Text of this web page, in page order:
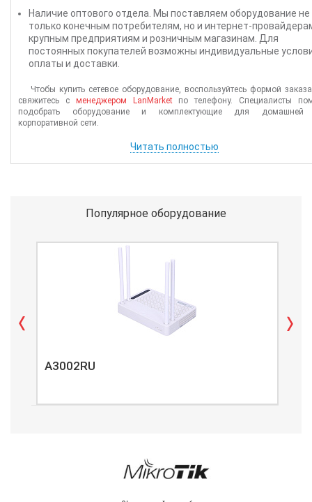
Наличие оптового отдела. Мы поставляем оборудование не
только конечным потребителям, но и интернет-
крупным предприятиям и розничным магазинам. Для
постоянных покупателей возможны индивидуальные
оплаты и доставки.
Чтобы купить сетевое оборудование, воспользуйтесь формой
свяжитесь с менеджером LanMarketпо телефону. Специалисты
подобрать оборудование и комплектующие для домашней
корпоративной сети.
Читать полностью
Популярное оборудование
A3002RU